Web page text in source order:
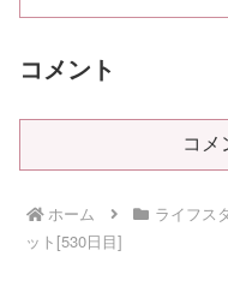
コメント
コメ
ホーム ライフス
ット[530日目]